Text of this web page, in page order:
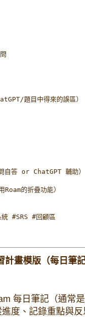
題目中得來的誤區）
自答 or ChatGPT 輔助）
Roam的折疊功能）
#SRS #回顧區
計畫模版（每日筆
每日筆記（通常
度、記錄重點與反